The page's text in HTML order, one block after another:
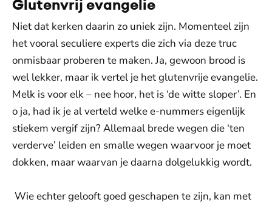
Glutenvrij evangelie
Niet dat kerken daarin zo uniek zijn. Momenteel zijn
het vooral seculiere experts die zich via deze truc
onmisbaar proberen te maken. Ja, gewoon brood is
wel lekker, maar ik vertel je het glutenvrije evangelie.
Melk is voor elk – nee hoor, het is ‘de witte sloper’. En
o ja, had ik je al verteld welke e-nummers eigenlijk
stiekem vergif zijn? Allemaal brede wegen die ‘ten
verderve’ leiden en smalle wegen waarvoor je moet
dokken, maar waarvan je daarna dolgelukkig wordt.
Wie echter gelooft goed geschapen te zijn, kan met